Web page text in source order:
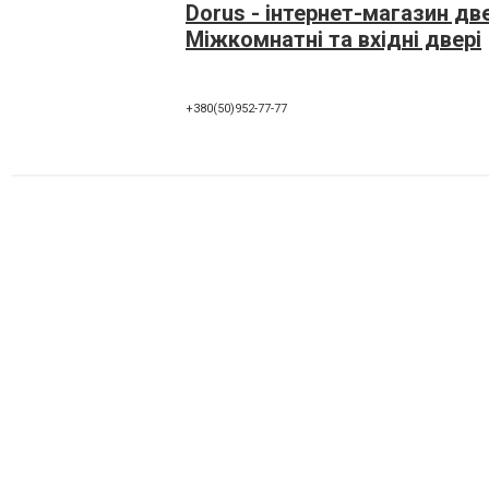
Dorus - інтернет-магазин
Міжкомнатні та вхідні двері
+380(50)952-77-77